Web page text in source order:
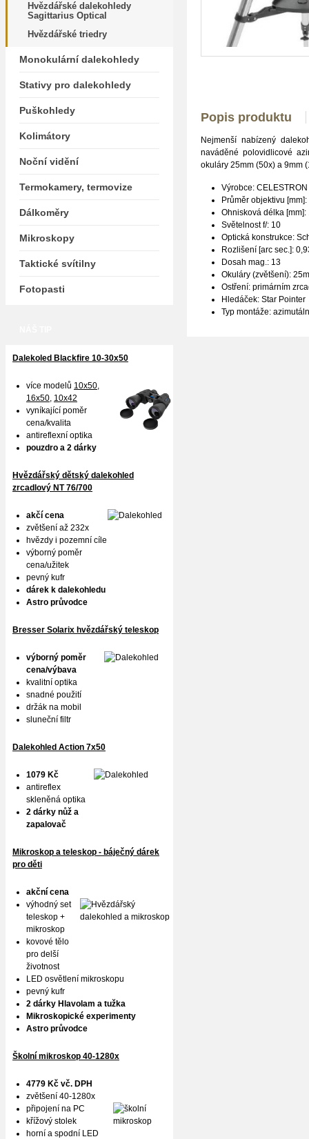
Popis produktu
Nejmenší nabízený
naváděné polovidlicové
okuláry 25mm (50x) a 9mm
Výrobce: CELESTRON
Průměr objektivu
Ohnisková délka [mm]:
Světelnost f/: 10
Optická konstrukce:
Rozlišení [arc sec.]:
Dosah mag.: 13
Okuláry (zvětšení):
Ostření: primárním
Hledáček: Star Pointer
Typ montáže:
Hvězdářské dalekohledy
Sagittarius Optical
Hvězdářské triedry
Monokulární dalekohledy
Stativy pro dalekohledy
Puškohledy
Kolimátory
Noční vidění
Termokamery, termovize
Dálkoměry
Mikroskopy
Taktické svítilny
Fotopasti
Dalekoled Blackfire 10-30x50
více modelů 10x50,
16x50, 10x42
vyníkající poměr
cena/kvalita
antireflexní optika
pouzdro a 2 dárky
Hvězdářský dětský dalekohled
zrcadlový NT 76/700
akčí cena
zvětšení až 232x
hvězdy i pozemní cíle
výborný poměr
cena/užitek
pevný kufr
dárek k dalekohledu
Astro průvodce
Bresser Solarix hvězdářský teleskop
výborný poměr
cena/výbava
kvalitní optika
snadné použití
držák na mobil
sluneční filtr
Dalekohled Action 7x50
1079 Kč
antireflex
skleněná optika
2 dárky nůž a
zapalovač
Mikroskop a teleskop - báječný dárek
pro děti
akční cena
výhodný set
teleskop +
mikroskop
kovové tělo
pro delší
životnost
LED osvětlení mikroskopu
pevný kufr
2 dárky Hlavolam a tužka
Mikroskopické experimenty
Astro průvodce
Školní mikroskop 40-1280x
4779 Kč vč. DPH
zvětšení 40-1280x
připojení na PC
křížový stolek
horní a spodní LED